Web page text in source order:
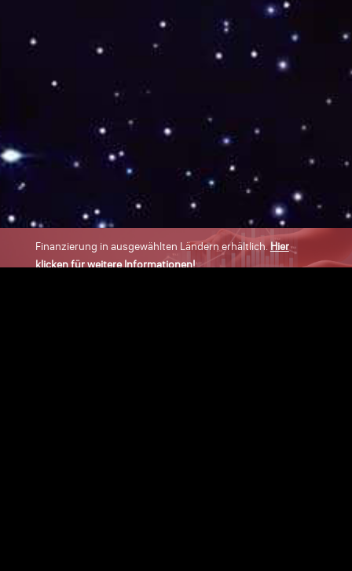
Finanzierung in ausgewählten Ländern erhältlich. Hier
klicken für weitere Informationen!